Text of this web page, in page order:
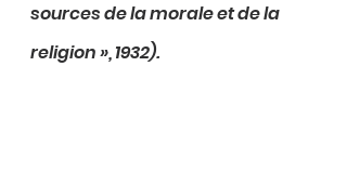
sources de la morale et de la
religion », 1932).